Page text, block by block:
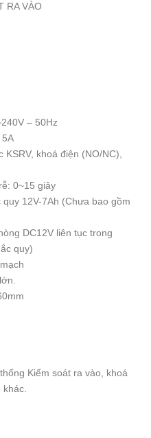
RA VÀO
– 50Hz
khoá điện (NO/NC),
0~15 giây
12V-7Ah (Chưa bao gồm
DC12V liên tục trong
quy)
Kiểm soát ra vào, khoá